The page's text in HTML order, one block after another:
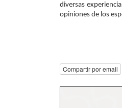
diversas
opiniones de los
Compartir por email